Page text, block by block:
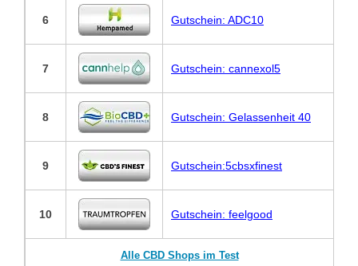
6 Gutschein: ADC10
7 Gutschein: cannexol5
8 Gutschein: Gelassenheit 40
9 Gutschein:5cbsxfinest
10 Gutschein: feelgood
Alle CBD Shops im Test